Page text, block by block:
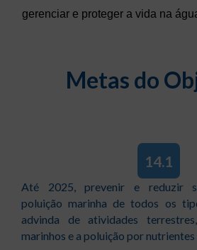
gerenciar e proteger a vida na
Metas do
14.1
Até 2025, prevenir e reduzir
poluição marinha de todos os
advinda de atividades
marinhos e a poluição por nutrientes